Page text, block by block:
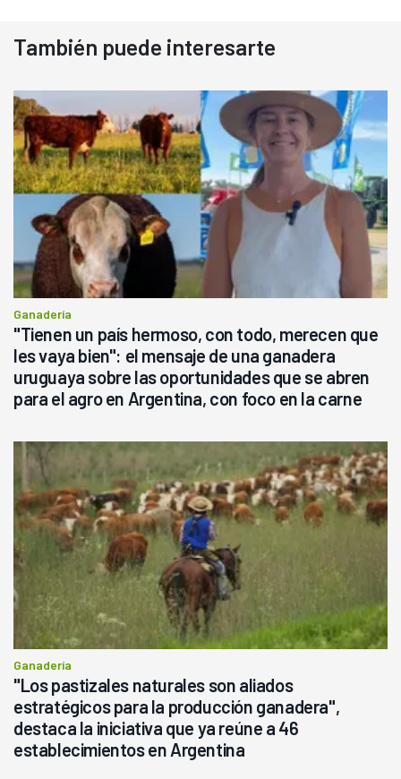
También puede interesarte
Ganadería
"Tienen un país hermoso, con todo, merecen que
les vaya bien": el mensaje de una ganadera
uruguaya sobre las oportunidades que se abren
para el agro en Argentina, con foco en la carne
Ganadería
"Los pastizales naturales son aliados
estratégicos para la producción ganadera",
destaca la iniciativa que ya reúne a 46
establecimientos en Argentina